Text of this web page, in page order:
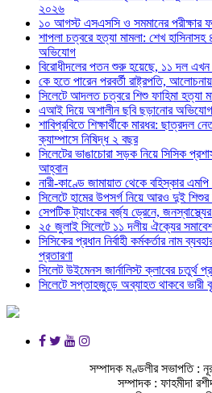
২০২৬
১০ আগস্ট এসএসসি ও সমমানের পরীক্ষার
শাপলা চত্বরে হত্যা মামলা: শেখ
অভিযোগ
বিরোধীদলের পতন শুরু হয়েছে, ১১ দল এখন
কে হতে পারেন পরবর্তী রাষ্ট্রপতি,
সিলেটে আদলত চত্বরে শিশু ফাহিমা হত্যা
এআই দিয়ে অশালীন ছবি ছড়ানোর অভিযোগ
শাবিপ্রবিতে শিক্ষার্থীকে মারধর: ছাত্রদল
ক্যাম্পাসে নিষিদ্ধ ২ বছর
সিলেটের ভাঙাচোরা সড়ক নিয়ে সিসিক
আহ্বান
নারী-কাণ্ডে জামায়াত থেকে বহিস্কার
সিলেটে হামের উপসর্গ নিয়ে আরও দুই
সেপটিক ট্যাংকের বর্জ্য ড্রেনে,
২৫ জুলাই সিলেটে ১১ দলীয় ঐক্যের
সিসিকের প্রধান নির্বাহী কর্মকর্তার নাম
প্রতারণা
সিলেট উইমেনস জার্নালিস্ট ক্লাবের চতুর্থ
সিলেটে সপ্তাহজুড়ে অব্যাহত থাকবে ভারী
সম্পাদক মণ্ডলীর সভাপতি :
সম্পাদক : ফাহমীদা